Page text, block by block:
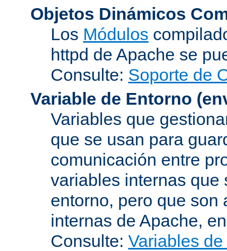
Objetos Dinámicos
Los Módulos
httpd de Apache se
Consulte: Soporte de
Variable de Entorno
Variables que
que se usan para
comunicación entre
variables internas que
entorno, pero que son
internas de Apache,
Consulte: Variables